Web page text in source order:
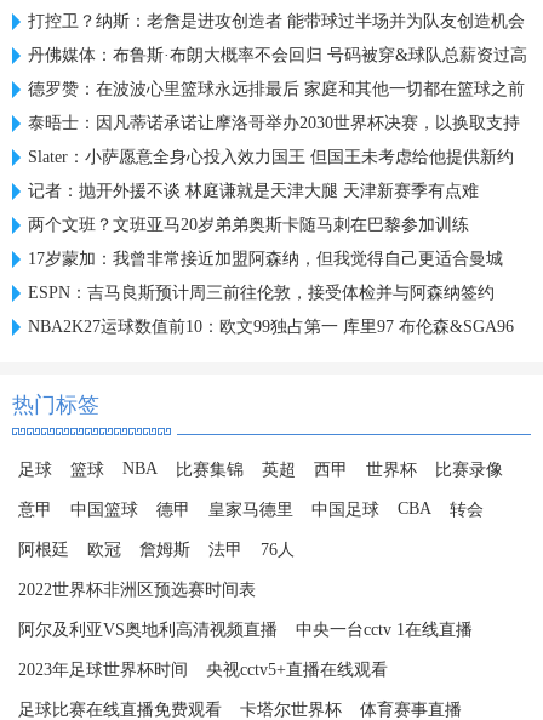
打控卫？纳斯：老詹是进攻创造者 能带球过半场并为队友创造机会
丹佛媒体：布鲁斯·布朗大概率不会回归 号码被穿&球队总薪资过高
德罗赞：在波波心里篮球永远排最后 家庭和其他一切都在篮球之前
泰晤士：因凡蒂诺承诺让摩洛哥举办2030世界杯决赛，以换取支持
Slater：小萨愿意全身心投入效力国王 但国王未考虑给他提供新约
记者：抛开外援不谈 林庭谦就是天津大腿 天津新赛季有点难
两个文班？文班亚马20岁弟弟奥斯卡随马刺在巴黎参加训练
17岁蒙加：我曾非常接近加盟阿森纳，但我觉得自己更适合曼城
ESPN：吉马良斯预计周三前往伦敦，接受体检并与阿森纳签约
NBA2K27运球数值前10：欧文99独占第一 库里97 布伦森&SGA96
热门标签
足球 篮球 NBA 比赛集锦 英超 西甲 世界杯 比赛录像
意甲 中国篮球 德甲 皇家马德里 中国足球 CBA 转会
阿根廷 欧冠 詹姆斯 法甲 76人
2022世界杯非洲区预选赛时间表
阿尔及利亚VS奥地利高清视频直播 中央一台cctv 1在线直播
2023年足球世界杯时间 央视cctv5+直播在线观看
足球比赛在线直播免费观看 卡塔尔世界杯 体育赛事直播